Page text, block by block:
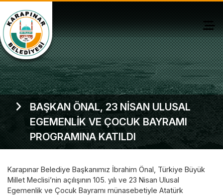
Karapınar Belediye Başkanımız İbrahim Önal, Türkiye Büyük
Millet Meclisi’nin açılışının 105. yılı ve 23 Nisan Ulusal
Egemenlik ve Çocuk Bayramı münasebetiyle Atatürk
BAŞKAN ÖNAL, 23 NİSAN ULUSAL
EGEMENLİK VE ÇOCUK BAYRAMI
PROGRAMINA KATILDI